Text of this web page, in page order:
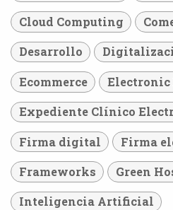
Cloud Computing
Desarrollo
Ecommerce Electronic
Expediente Clínico
Firma digital Firma
Frameworks Green
Inteligencia Artificial